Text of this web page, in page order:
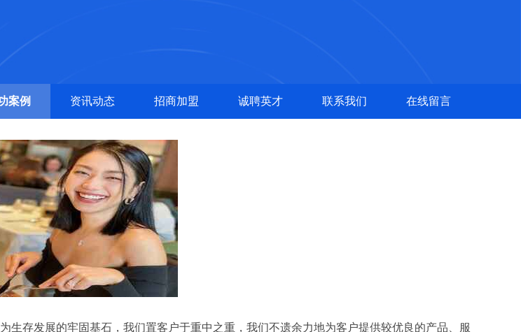
案例 资讯动态 招商加盟 诚聘英才 联系我们 在线留言
存发展的牢固基石，我们置客户于重中之重，我们不遗余力地为客户提供较优良的产品、服